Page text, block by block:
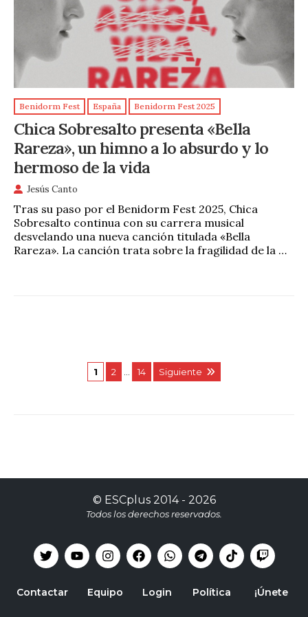
Benidorm Fest España Benidorm Fest 2025
Chica Sobresalto presenta «Bella
Rareza», un himno a lo absurdo y lo
hermoso de la vida
Jesús Canto
Tras su paso por el Benidorm Fest 2025, Chica
Sobresalto continua con su carrera musical
desvelando una nueva canción titulada «Bella
Rareza». La canción trata sobre la fragilidad de la …
1 2 14 Siguiente
© ESCplus2014 - 2026
Todos los derechos reservados.
Contactar Equipo Login Política ¡Únete